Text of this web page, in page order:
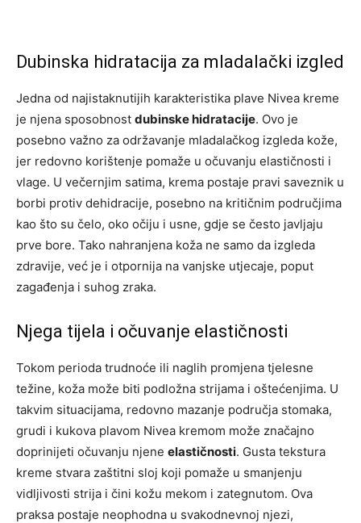
Dubinska hidratacija za mladalački izgled
Jedna od najistaknutijih karakteristika plave Nivea kreme
je njena sposobnost dubinske hidratacije. Ovo je
posebno važno za održavanje mladalačkog izgleda kože,
jer redovno korištenje pomaže u očuvanju elastičnosti i
vlage. U večernjim satima, krema postaje pravi saveznik u
borbi protiv dehidracije, posebno na kritičnim područjima
kao što su čelo, oko očiju i usne, gdje se često javljaju
prve bore. Tako nahranjena koža ne samo da izgleda
zdravije, već je i otpornija na vanjske utjecaje, poput
zagađenja i suhog zraka.
Njega tijela i očuvanje elastičnosti
Tokom perioda trudnoće ili naglih promjena tjelesne
težine, koža može biti podložna strijama i oštećenjima. U
takvim situacijama, redovno mazanje područja stomaka,
grudi i kukova plavom Nivea kremom može značajno
doprinijeti očuvanju njene elastičnosti. Gusta tekstura
kreme stvara zaštitni sloj koji pomaže u smanjenju
vidljivosti strija i čini kožu mekom i zategnutom. Ova
praksa postaje neophodna u svakodnevnoj njezi,